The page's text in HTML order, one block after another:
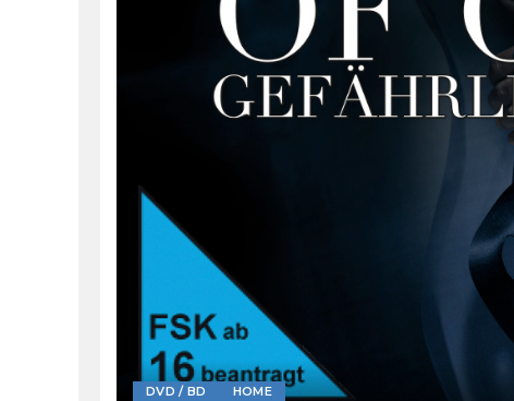
DVD / BD HOME